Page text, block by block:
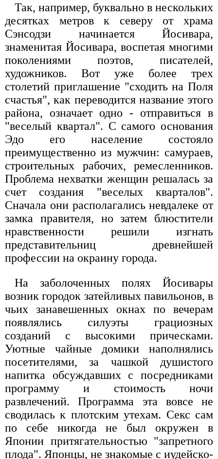
Так, например, буквально в нескольких
десятках метров к северу от храма
Сэнсодзи начинается Йосивара,
знаменитая Йосивара, воспетая многими
поколениями поэтов, писателей,
художников. Вот уже более трех
столетий приглашение "сходить на Поля
счастья", как переводится название этого
района, означает одно - отправиться в
"веселый квартал". С самого основания
Эдо его население состояло
преимущественно из мужчин: самураев,
строительных рабочих, ремесленников.
Проблема нехватки женщин решалась за
счет создания "веселых кварталов".
Сначала они располагались невдалеке от
замка правителя, но затем блюстители
нравственности решили изгнать
представительниц древнейшей
профессии на окраину города.
На заболоченных полях Йосивары
возник городок затейливых павильонов, в
чьих занавешенных окнах по вечерам
появлялись силуэты грациозных
созданий с высокими прическами.
Уютные чайные домики наполнялись
посетителями, за чашкой душистого
напитка обсуждавших с посредниками
программу и стоимость ночи
развлечений. Программа эта вовсе не
сводилась к плотским утехам. Секс сам
по себе никогда не был окружен в
Японии притягательностью "запретного
плода". Японцы, не знакомые с иудейско-